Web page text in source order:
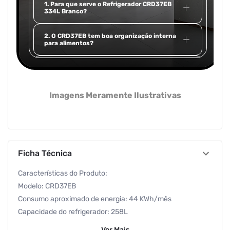
1. Para que serve o Refrigerador CRD37EB
334L Branco?
2. O CRD37EB tem boa organização interna
para alimentos?
3. O CRD37EB é adequado para ambientes com
4. Qual tecnologia ou material o CRD37EB
Imagens Meramente Ilustrativas
Ficha Técnica
Características do Produto:
Modelo: CRD37EB
Consumo aproximado de energia: 44 KWh/mês
Capacidade do refrigerador: 258L